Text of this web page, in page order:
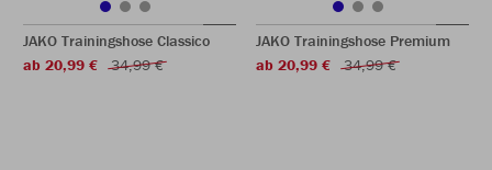
JAKO Trainingshose Classico
ab 20,99 €
34,99 €
JAKO Trainingshose Premium
ab 20,99 €
34,99 €